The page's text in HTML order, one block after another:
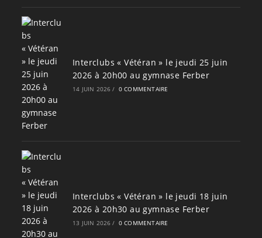
Interclubs « Vétéran » le jeudi 25 juin
2026 à 20h00 au gymnase Ferber
14 JUIN 2026 / 0 COMMENTAIRE
Interclubs « Vétéran » le jeudi 18 juin
2026 à 20h30 au gymnase Ferber
13 JUIN 2026 / 0 COMMENTAIRE